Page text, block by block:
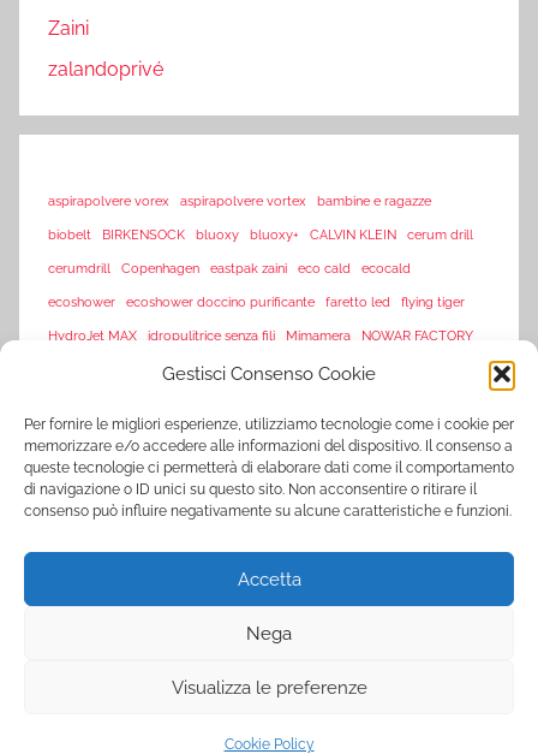
Gestisci Consenso Cookie
Per fornire le migliori esperienze, utilizziamo tecnologie come i cookie per
memorizzare e/o accedere alle informazioni del dispositivo. Il consenso a
queste tecnologie ci permetterà di elaborare dati come il comportamento
di navigazione o ID unici su questo sito. Non acconsentire o ritirare il
consenso può influire negativamente su alcune caratteristiche e funzioni.
Accetta
Nega
Visualizza le preferenze
Cookie Policy
Zaini
zalandoprivé
aspirapolvere vorex aspirapolvere vortex bambine e ragazze
biobelt BIRKENSOCK bluoxy bluoxy+ CALVIN KLEIN cerum drill
cerumdrill Copenhagen eastpak zaini eco cald ecocald
ecoshower ecoshower doccino purificante faretto led flying tiger
HydroJet MAX idropulitrice senza fili Mimamera NOWAR FACTORY
offerte flash amazon offerte lampo piscine sarenza
sarenza-it saturimetro Tagliaerba Tasko650
Tasko 650 Tasko650 Tasko tagliaerba Tosaerba Tasko650 TVision
UltraLED vorex vortex
www.sarenza.it
Tema WordPress: Donovan di ThemeZee.